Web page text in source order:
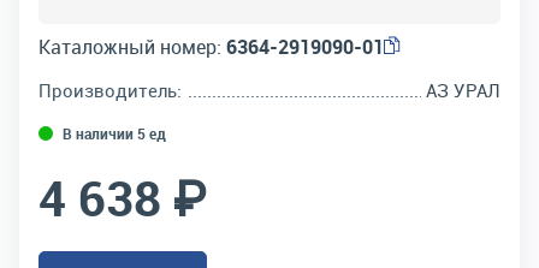
Каталожный номер: 6364-2919090-01
Производитель: АЗ УРАЛ
В наличии 5 ед
4 638 ₽